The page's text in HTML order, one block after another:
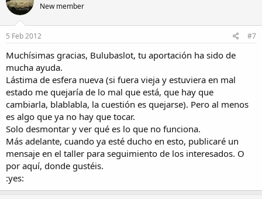
New member
5 Feb 2012 #7
Muchísimas gracias, Bulubaslot, tu aportación ha sido de
mucha ayuda.
Lástima de esfera nueva (si fuera vieja y estuviera en mal
estado me quejaría de lo mal que está, que hay que
cambiarla, blablabla, la cuestión es quejarse). Pero al menos
es algo que ya no hay que tocar.
Solo desmontar y ver qué es lo que no funciona.
Más adelante, cuando ya esté ducho en esto, publicaré un
mensaje en el taller para seguimiento de los interesados. O
por aquí, donde gustéis.
:yes: